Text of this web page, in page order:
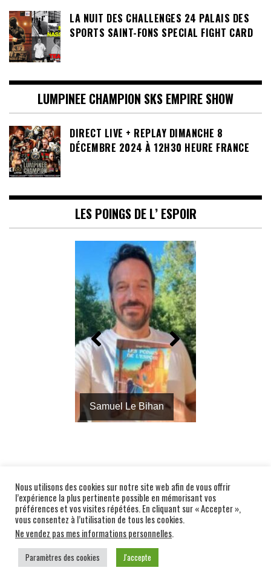
LA NUIT DES CHALLENGES 24 PALAIS DES
SPORTS SAINT-FONS SPECIAL FIGHT CARD
LUMPINEE CHAMPION SKS EMPIRE SHOW
DIRECT LIVE + REPLAY DIMANCHE 8
DÉCEMBRE 2024 À 12H30 HEURE FRANCE
LES POINGS DE L’ ESPOIR
Samuel Le Bihan
REGARDEZ CHRONO FIGHT EN DIRECT
CHRONO FIGHT EST L’ÉMISSION DÉDIÉE AU
MUAY THAÏ ET AUX SPORTS DE COMBAT
PIEDS-POINGS
Nous utilisons des cookies sur notre site web afin de vous offrir
l’expérience la plus pertinente possible en mémorisant vos
préférences et vos visites répétées. En cliquant sur « Accepter »,
vous consentez à l’utilisation de tous les cookies.
Ne vendez pas mes informations personnelles.
Paramètres des cookies J'accepte